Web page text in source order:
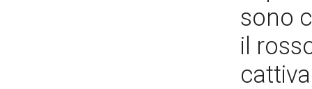
sono
il